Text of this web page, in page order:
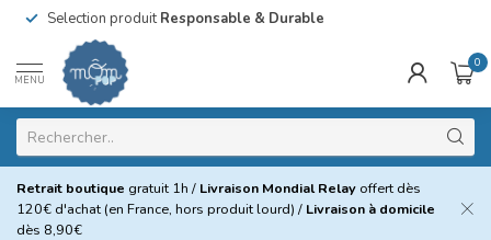
Selection produitResponsable & Durable
MENU
0
Retrait boutique gratuit 1h / Livraison Mondial Relay offert dès
120€ d'achat (en France, hors produit lourd) / Livraison à domicile
dès 8,90€